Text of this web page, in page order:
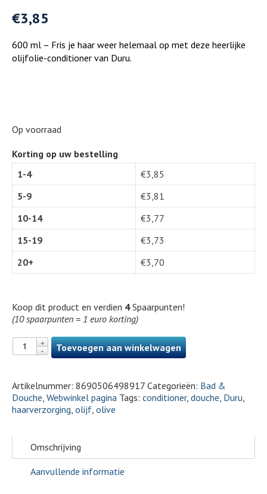
€3,85
600 ml – Fris je haar weer helemaal op met deze heerlijke
olijfolie-conditioner van Duru.
Op voorraad
Korting op uw bestelling
1-4
€3,85
5-9
€3,81
10-14
€3,77
15-19
€3,73
20+
€3,70
Koop dit product en verdien 4Spaarpunten!
(10 spaarpunten = 1 euro korting)
Toevoegen aan winkelwagen
Artikelnummer: 8690506498917 Categorieën: Bad &
Douche, Webwinkel pagina Tags: conditioner, douche, Duru,
haarverzorging, olijf, olive
Omschrijving
Aanvullende informatie